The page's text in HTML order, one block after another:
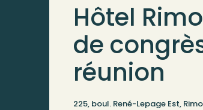
Hôtel
de
réunion
225, boul. René-Lepage Est,